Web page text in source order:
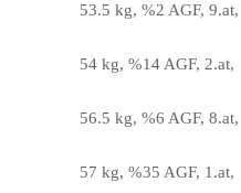
53.5 kg, %2 AGF, 9.at,
54 kg, %14 AGF, 2.at,
56.5 kg, %6 AGF, 8.at,
57 kg, %35 AGF, 1.at,